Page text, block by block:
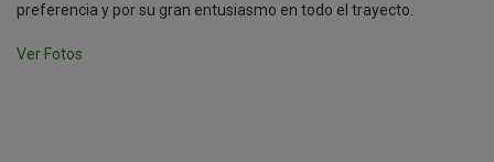
preferencia y por su gran entusiasmo en todo el trayecto.
Ver Fotos